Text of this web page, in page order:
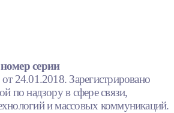
серии
24.01.2018. Зарегистрировано
по надзору в сфере связи,
и массовых коммуникаций.